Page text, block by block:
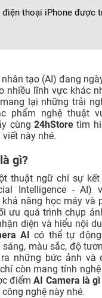
thoại iPhone được
nhân tạo (AI) đang
nhiều lĩnh vực khác
lại những trải
phẩm nghệ thuật
cùng24hStore tìm
này nhé.
gì?
thuật ngữ chỉ sự
Intelligence - AI)
năng học máy và
ưu quá trình chụp
diện và hiểu nội
AI có thể tự
màu sắc, độ
những bức ảnh và
còn mang tính
điểmAI Camera là gì
nghệ này nhé.